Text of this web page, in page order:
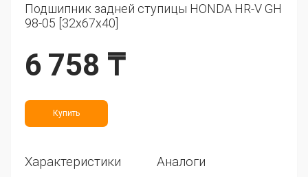
Подшипник задней ступицы HONDA HR-V GH
98-05 [32x67x40]
6 758 ₸
Купить
Характеристики Аналоги